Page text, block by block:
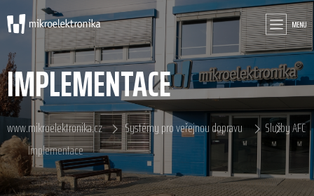
MENU
IMPLEMENTACE
www.mikroelektronika.cz Systémy pro veřejnou dopravu
Služby AFC
Implementace